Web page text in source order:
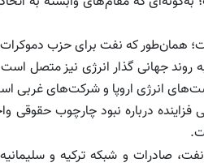
همان‌طور که نفت برای حزب
روند جهانی گذار انرژی نیز متصل
انرژی اروپا و شرکت‌های غربی
فزاینده درباره نبود چارچوب
صادرات و شبکه ترکیه و